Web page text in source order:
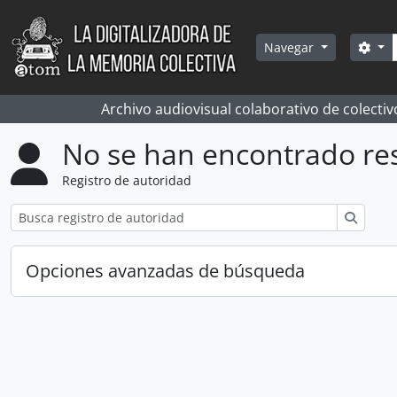
Skip to main content
Navegar
Archivo audiovisual colaborativo de
No se han encontrado
Registro de autoridad
Opciones avanzadas de búsqueda